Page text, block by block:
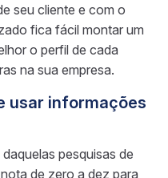
seu cliente e com o
fica fácil montar um
o perfil de cada
na sua empresa.
usar informações
pesquisas de
de zero a dez para